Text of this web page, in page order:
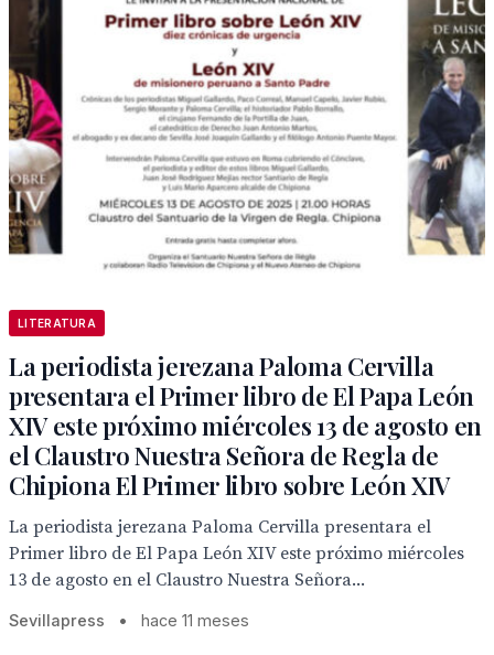
LITERATURA
La periodista jerezana Paloma Cervilla
presentara el Primer libro de El Papa León
XIV este próximo miércoles 13 de agosto en
el Claustro Nuestra Señora de Regla de
Chipiona El Primer libro sobre León XIV
La periodista jerezana Paloma Cervilla presentara el
Primer libro de El Papa León XIV este próximo miércoles
13 de agosto en el Claustro Nuestra Señora...
Sevillapress • hace 11 meses